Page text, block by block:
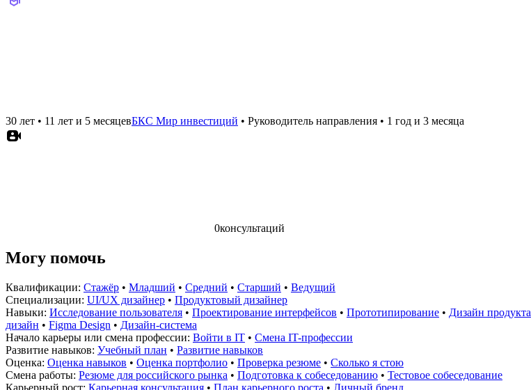
30 лет • 11 лет и 5 месяцевБКС Мир инвестиций • Руководитель направления • 1 год и 3 месяца
0консультаций
Могу помочь
Квалификации: Стажёр • Младший • Средний • Старший • Ведущий
Специализации: UI/UX дизайнер • Продуктовый дизайнер
Навыки: Исследование пользователя • Проектирование интерфейсов • Прототипирование • Дизайн продукта
дизайн • Figma Design • Дизайн-система
Начало карьеры или смена профессии: Войти в IT • Смена IT-профессии
Развитие навыков: Учебный план • Развитие навыков
Оценка: Оценка навыков • Оценка портфолио • Проверка резюме • Сколько я стою
Смена работы: Резюме для российского рынка • Подготовка к собеседованию • Тестовое собеседование
Карьерный рост: Карьерная консультация • План карьерного роста • Личный бренд